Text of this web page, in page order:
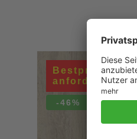
Bestpreis
anfordern
-46%